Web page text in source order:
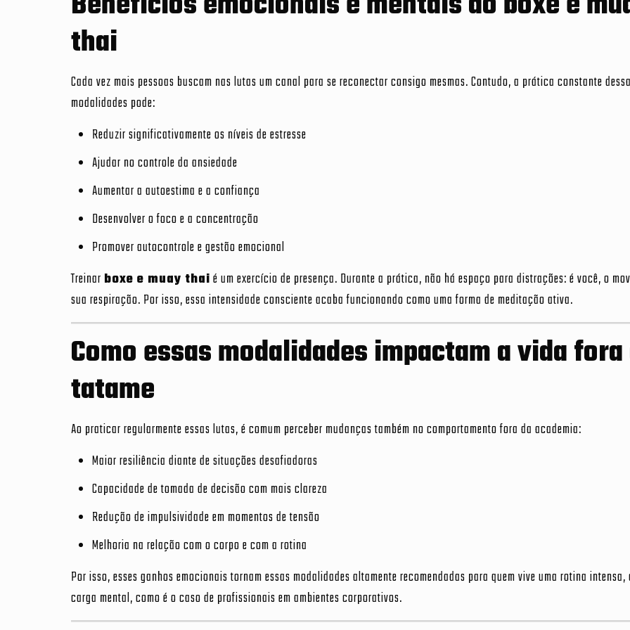
thai
Cada vez mais pessoas buscam nas lutas um canal para se reconectar consigo mesmas. Contudo, a prática constante
modalidades pode:
Reduzir significativamente os níveis de estresse
Ajudar no controle da ansiedade
Aumentar a autoestima e a confiança
Desenvolver o foco e a concentração
Promover autocontrole e gestão emocional
Treinar boxe e muay thaié um exercício de presença. Durante a prática, não há espaço para distrações: é você, o
sua respiração. Por isso, essa intensidade consciente acaba funcionando como uma forma de meditação ativa.
Como essas modalidades impactam a vida fora
tatame
Ao praticar regularmente essas lutas, é comum perceber mudanças também no comportamento fora da academia:
Maior resiliência diante de situações desafiadoras
Capacidade de tomada de decisão com mais clareza
Redução de impulsividade em momentos de tensão
Melhoria na relação com o corpo e com a rotina
Por isso, esses ganhos emocionais tornam essas modalidades altamente recomendadas para quem vive uma rotina
carga mental, como é o caso de profissionais em ambientes corporativos.